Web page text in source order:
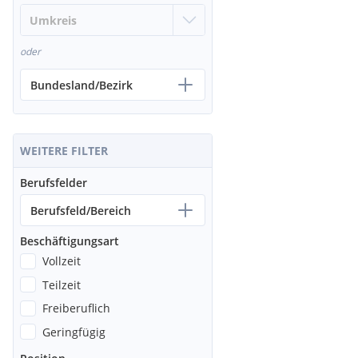
oder
Bundesland/Bezirk
WEITERE FILTER
Berufsfelder
Berufsfeld/Bereich
Beschäftigungsart
Vollzeit
Teilzeit
Freiberuflich
Geringfügig